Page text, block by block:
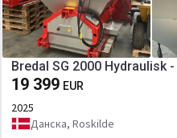
Bredal SG 2000 Hydraulisk
19 399 EUR
2025
Данска, Roskilde